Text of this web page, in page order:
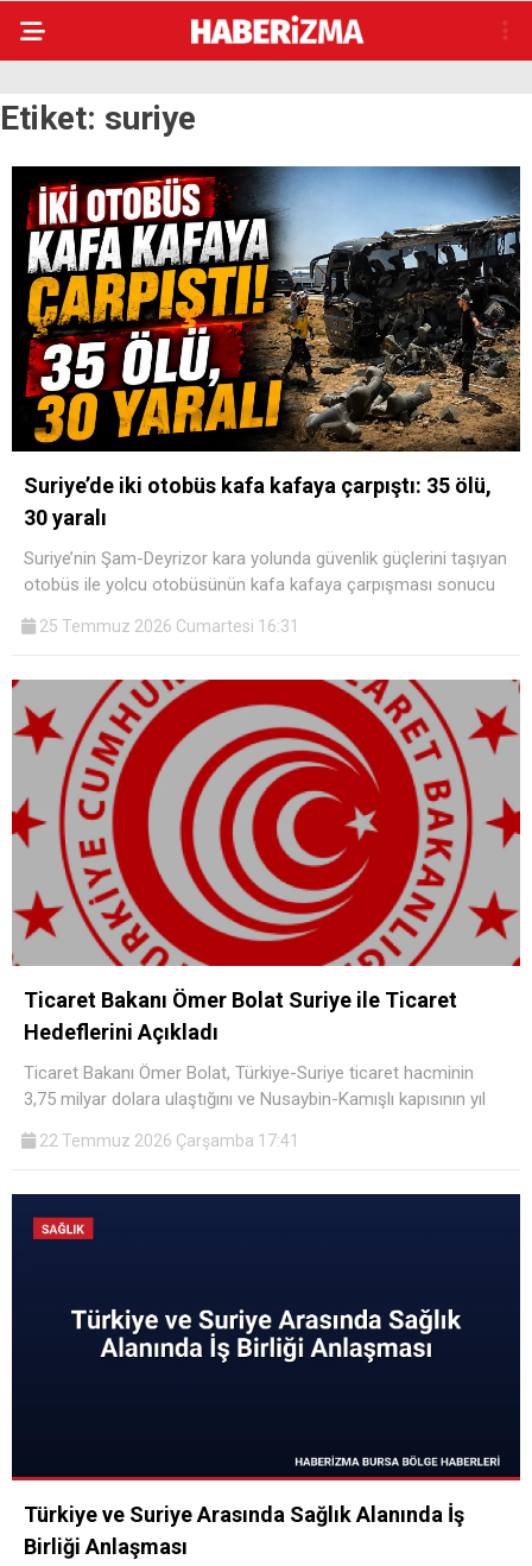
Etiket: suriye
Suriye’de iki otobüs kafa kafaya çarpıştı: 35 ölü,
30 yaralı
Suriye’nin Şam-Deyrizor kara yolunda güvenlik güçlerini taşıyan
otobüs ile yolcu otobüsünün kafa kafaya çarpışması sonucu
25 Temmuz 2026 Cumartesi 16:31
Ticaret Bakanı Ömer Bolat Suriye ile Ticaret
Hedeflerini Açıkladı
Ticaret Bakanı Ömer Bolat, Türkiye-Suriye ticaret hacminin
3,75 milyar dolara ulaştığını ve Nusaybin-Kamışlı kapısının yıl
22 Temmuz 2026 Çarşamba 17:41
Türkiye ve Suriye Arasında Sağlık Alanında İş
Birliği Anlaşması